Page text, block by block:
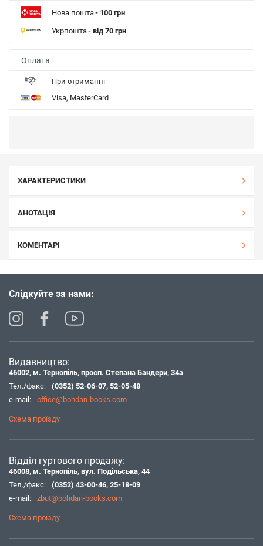
Нова пошта- 100 грн
Укрпошта- від 70 грн
Оплата
При отриманні
Visa, MasterCard
ХАРАКТЕРИСТИКИ
АНОТАЦІЯ
КОМЕНТАРІ
Слідкуйте за нами:
Видавництво:
46002, м. Тернопіль, просп. Степана Бандери, 34а
Тел./факс:
(0352) 52-06-07, 52-05-48
e-mail:
office@bohdan-books.com
Схема проїзду
Відділ гуртового продажу:
46008, м. Тернопіль, вул. Подільська, 44
Тел./факс:
(0352) 43-00-46, 25-18-09
e-mail:
zbut@bohdan-books.com
Схема проїзду